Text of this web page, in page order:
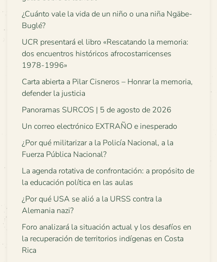
¿Cuánto vale la vida de un niño o una niña Ngäbe-
Buglé?
UCR presentará el libro «Rescatando la memoria:
dos encuentros históricos afrocostarricenses
1978-1996»
Carta abierta a Pilar Cisneros – Honrar la memoria,
defender la justicia
Panoramas SURCOS | 5 de agosto de 2026
Un correo electrónico EXTRAÑO e inesperado
¿Por qué militarizar a la Policía Nacional, a la
Fuerza Pública Nacional?
La agenda rotativa de confrontación: a propósito de
la educación política en las aulas
¿Por qué USA se alió a la URSS contra la
Alemania nazi?
Foro analizará la situación actual y los desafíos en
la recuperación de territorios indígenas en Costa
Rica